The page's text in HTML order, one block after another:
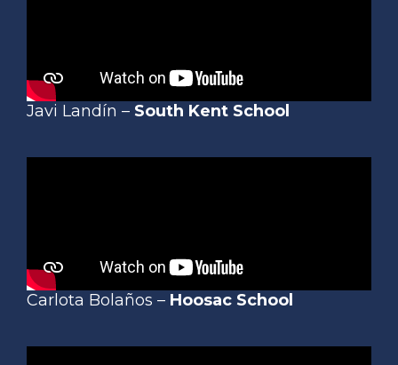
Javi Landín – South Kent School
Carlota Bolaños – Hoosac School